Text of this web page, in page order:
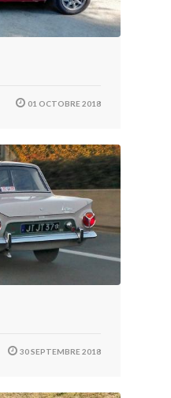
01 OCTOBRE 2018
30 SEPTEMBRE 2018